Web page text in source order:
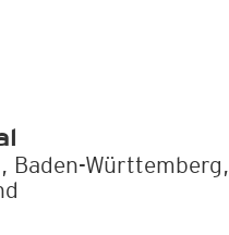
Baden-Württemberg,